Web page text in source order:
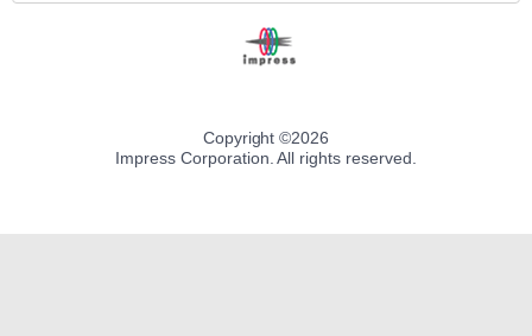
Copyright ©2026
Impress Corporation. All rights reserved.